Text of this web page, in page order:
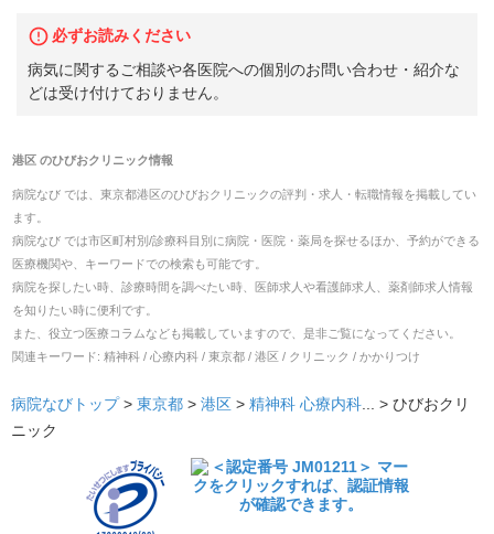
必ずお読みください
病気に関するご相談や各医院への個別のお問い合わせ・紹介な
どは受け付けておりません。
港区のひびおクリニック情報
病院なび では、 東京都港区のひびおクリニックの評判・求人・転職情報を掲載してい
ます。
病院なび では市区町村別/診療科目別に病院・医院・薬局を探せるほか、予約ができる
医療機関や、キーワードでの検索も可能です。
病院を探したい時、診療時間を調べたい時、医師求人や看護師求人、薬剤師求人情報
を知りたい時に便利です。
また、役立つ医療コラムなども掲載していますので、是非ご覧になってください。
関連キーワード: 精神科 / 心療内科 / 東京都 / 港区 / クリニック / かかりつけ
病院なびトップ > 東京都 > 港区 > 精神科 心療内科... > ひびおクリ
ニック